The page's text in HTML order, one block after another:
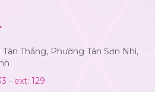
Thắng, Phường Tân Sơn Nhì,
- ext: 129